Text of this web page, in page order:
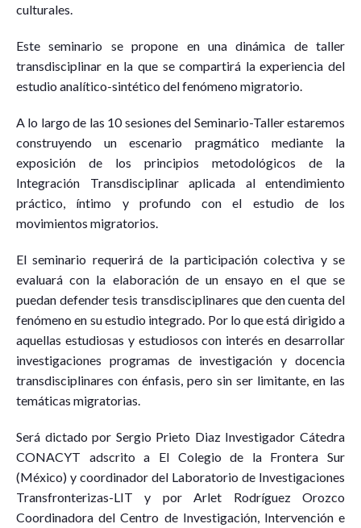
culturales.
Este seminario se propone en una dinámica de taller
transdisciplinar en la que se compartirá la experiencia del
estudio analítico-sintético del fenómeno migratorio.
A lo largo de las 10 sesiones del Seminario-Taller estaremos
construyendo un escenario pragmático mediante la
exposición de los principios metodológicos de la
Integración Transdisciplinar aplicada al entendimiento
práctico, íntimo y profundo con el estudio de los
movimientos migratorios.
El seminario requerirá de la participación colectiva y se
evaluará con la elaboración de un ensayo en el que se
puedan defender tesis transdisciplinares que den cuenta del
fenómeno en su estudio integrado. Por lo que está dirigido a
aquellas estudiosas y estudiosos con interés en desarrollar
investigaciones programas de investigación y docencia
transdisciplinares con énfasis, pero sin ser limitante, en las
temáticas migratorias.
Será dictado por Sergio Prieto Diaz Investigador Cátedra
CONACYT adscrito a El Colegio de la Frontera Sur
(México) y coordinador del Laboratorio de Investigaciones
Transfronterizas-LIT y por Arlet Rodríguez Orozco
Coordinadora del Centro de Investigación, Intervención e